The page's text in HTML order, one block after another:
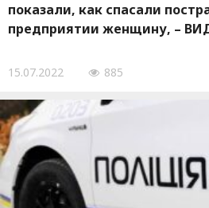
показали, как спасали
предприятии женщину, –
15.07.2022 885